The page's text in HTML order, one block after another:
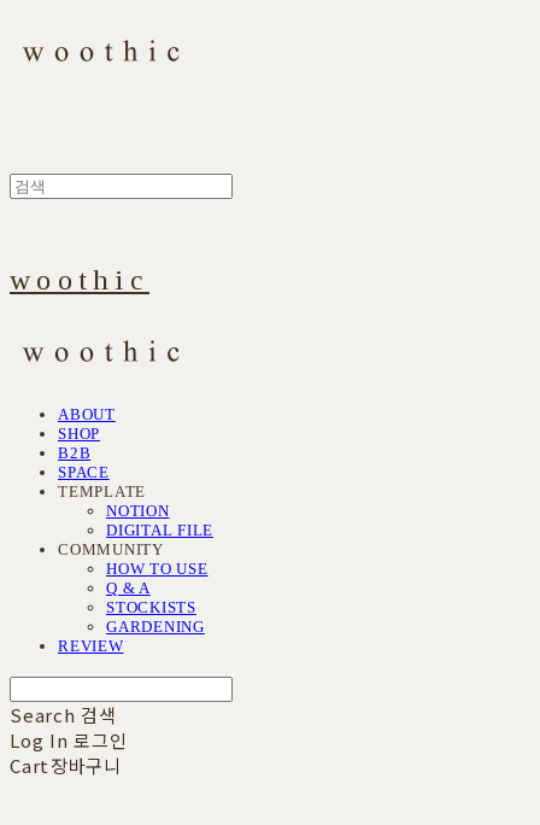
woothic
ABOUT
SHOP
B2B
SPACE
TEMPLATE
NOTION
DIGITAL FILE
COMMUNITY
HOW TO USE
Q & A
STOCKISTS
GARDENING
REVIEW
Search 검색
Log In 로그인
Cart장바구니